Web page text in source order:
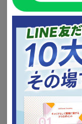
3. 実施した内
広告の配信地域お
っており、無駄
そこで、過去の
し、予約率の高い